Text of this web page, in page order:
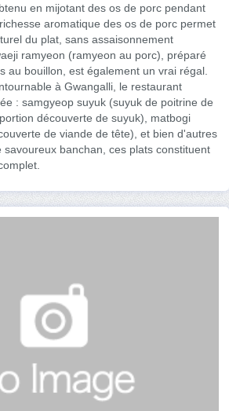
en mijotant des os de porc pendant
aromatique des os de porc permet
du plat, sans assaisonnement
ramyeon (ramyeon au porc), préparé
au bouillon, est également un vrai régal.
à Gwangalli, le restaurant
: samgyeop suyuk (suyuk de poitrine de
découverte de suyuk), matbogi
de viande de tête), et bien d'autres
savoureux banchan, ces plats constituent